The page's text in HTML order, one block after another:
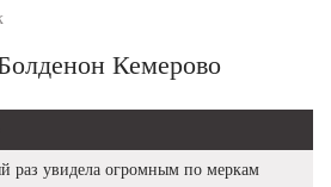
Кемерово
раз увидела огромным по меркам